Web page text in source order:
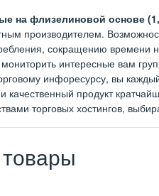
на флизелиновой основе
производителем.
сокращению времени
интересные вам
инфоресурсу, вы
качественный продукт
торговых хостингов,